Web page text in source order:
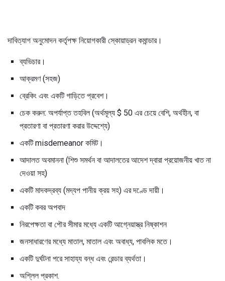
দাবিত্যাগ অনুমোদন কর্তৃপক্ষ নিয়োগকারী স্কোয়াড্রন কমান্ডার।
ব্যভিচার।
আক্রমণ (সহজ)
ব্রেকিং এবং একটি গাড়িতে প্রবেশ।
চেক করুন: অপর্যাপ্ত তহবিল (অর্থমূল্য $ 50 এর চেয়ে বেশি, অর্থহীন, বা
প্রতারণা বা প্রতারণা করার উদ্দেশ্যে)
একটি misdemeanor কমিট।
আদালত অবমাননা (শিশু সমর্থন বা আদালতের আদেশ দ্বারা প্রয়োজনীয় খাত না
দেওয়া সহ)
একটি মাদকদ্রব্য (মদ্যপ পানীয় ক্রয় সহ) এর দণ্ডে দায়ী।
একটি কবর অপবাদ
নিরপেক্ষতা বা পৌর সীমার মধ্যে একটি আগ্নেয়াস্ত্র নিষ্কাশন
জনসাধারণের মধ্যে মাতাল, মাতাল এবং অবাধ্য, পাবলিক মতে।
একটি দুর্ঘটনা পরে সাহায্য বন্ধ এবং রেন্ডার ব্যর্থতা।
অশ্লিল প্রকাশ.